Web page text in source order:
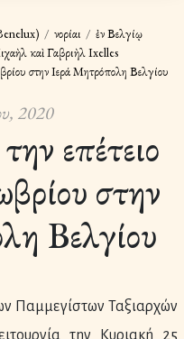
Ἐνορίαι
ἐν Βελγίῳ
καὶ Γαβριὴλ Ixelles
στην Ιερά Μητρόπολη Βελγίου
2020
επέτειο
στην
Βελγίου
Παμμεγίστων Ταξιαρχών
την Κυριακή 25